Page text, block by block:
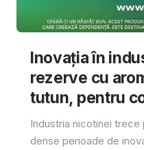
Inovația în
rezerve cu
tutun, pentru
Industria nicotinei trece
dense perioade de